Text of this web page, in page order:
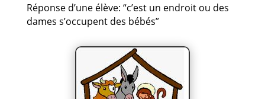
Réponse d’une élève: “c’est un endroit ou des
dames s’occupent des bébés”